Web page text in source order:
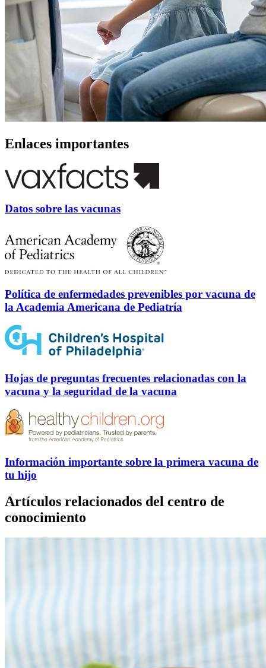
Enlaces importantes
Datos sobre las vacunas
Política de enfermedades prevenibles por vacuna de
la Academia Americana de Pediatría
Hojas de preguntas frecuentes relacionadas con la
vacuna y la seguridad de la vacuna
Información importante sobre la primera vacuna de
tu hijo
Artículos relacionados del centro de
conocimiento